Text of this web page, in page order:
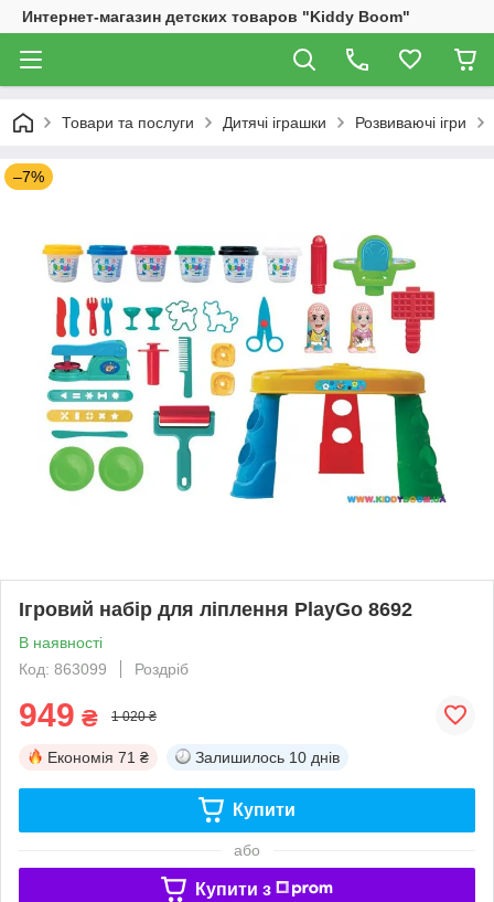
Интернет-магазин детских товаров "Kiddy Boom"
Товари та послуги Дитячі іграшки Розвиваючі ігри
–7%
Ігровий набір для ліплення PlayGo 8692
В наявності
Код: 863099
Роздріб
949 ₴ 1 020 ₴
Економія 71 ₴ Залишилось 10 днів
Купити
або
Купити з